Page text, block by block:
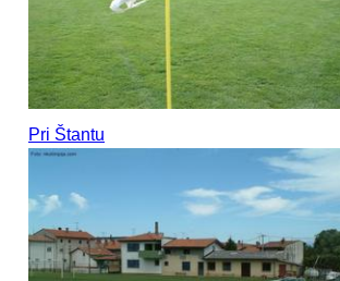
Pri Štantu